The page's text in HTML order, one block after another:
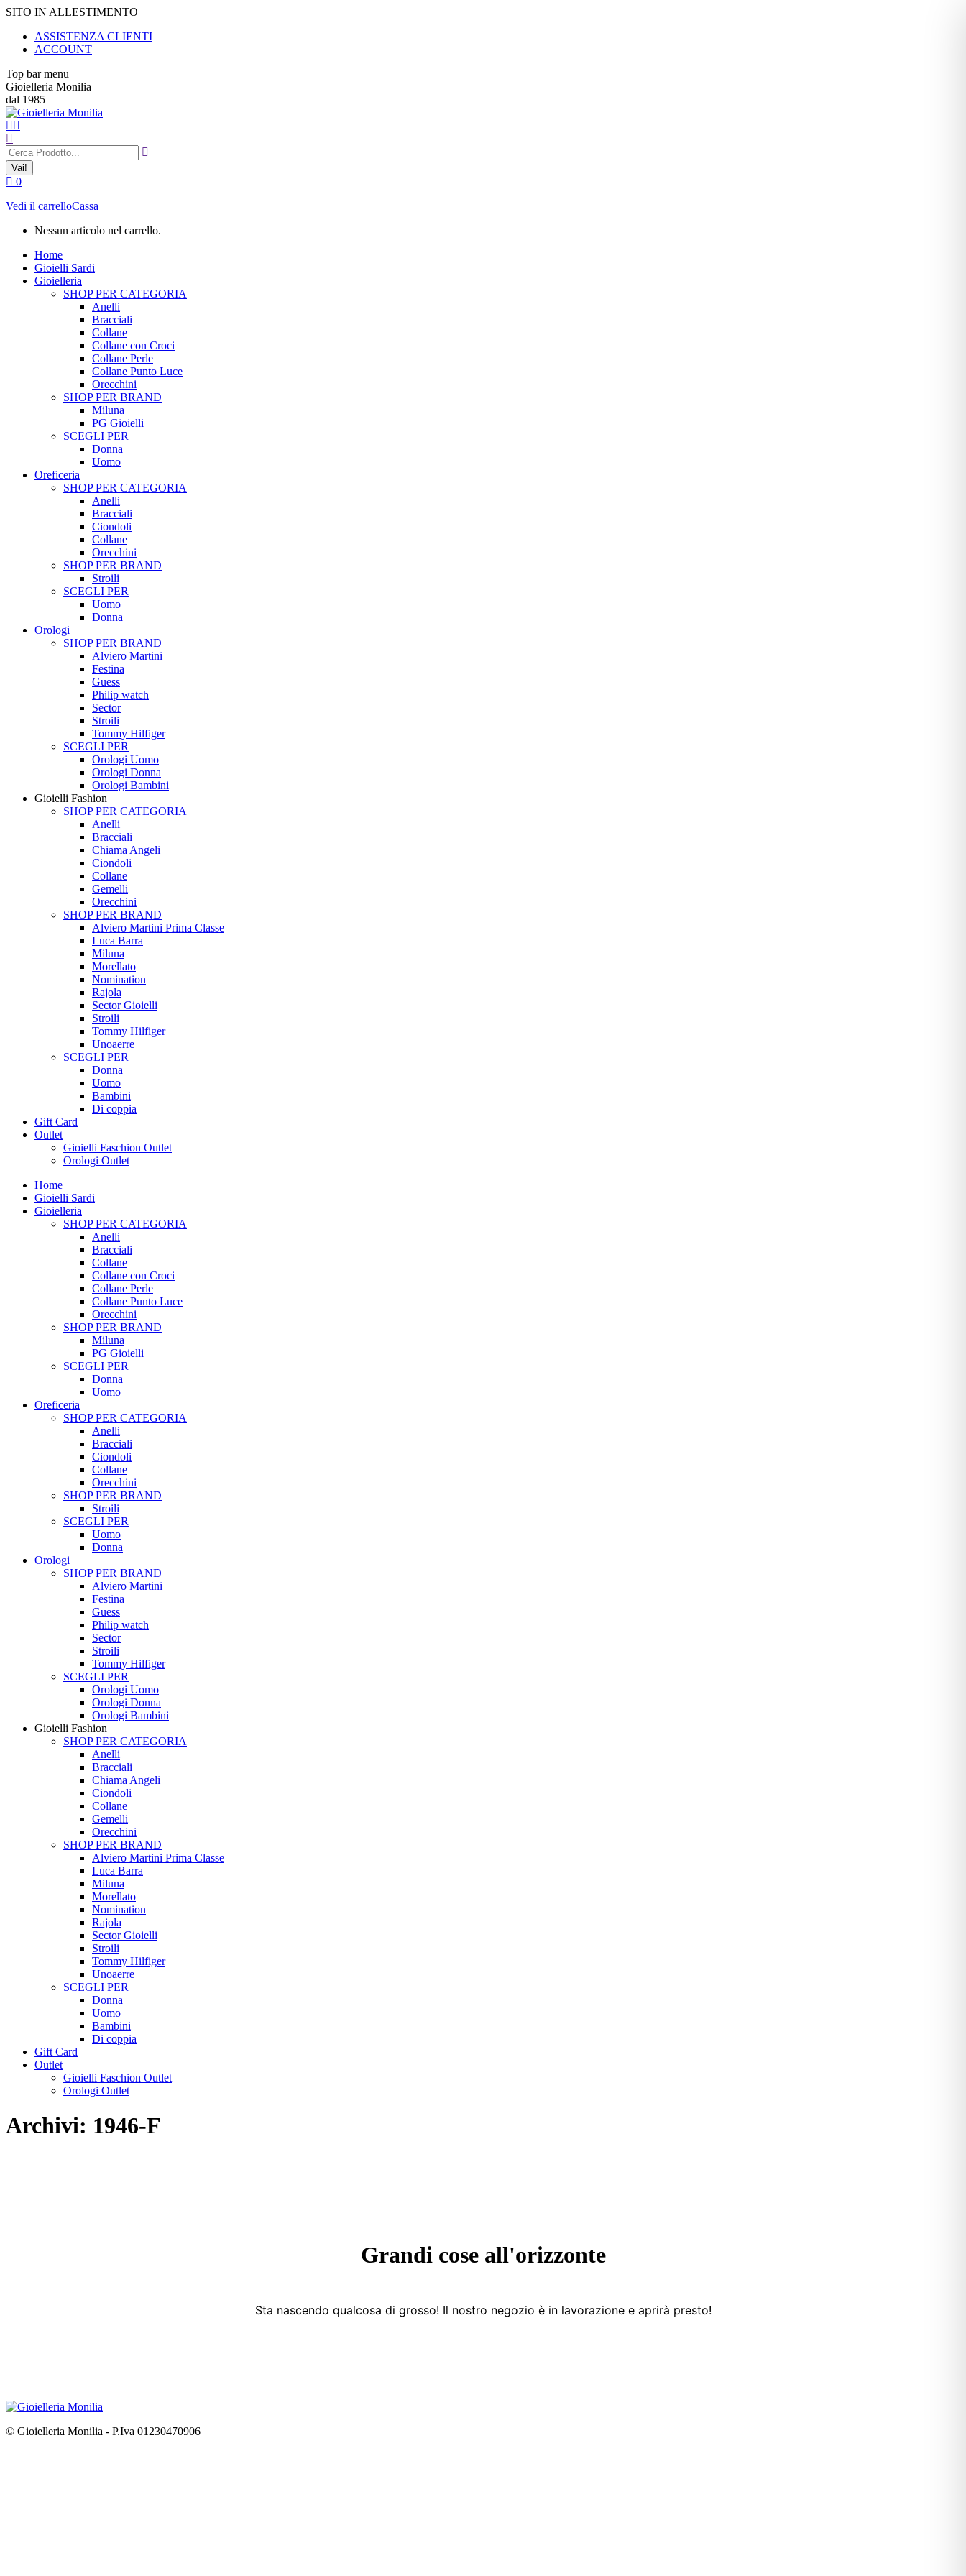
Vai
contenuti
SITO IN ALLESTIMENTO
ASSISTENZA CLIENTI
ACCOUNT
Top bar menu
Gioielleria Monilia
dal 1985
Cerca:
0
Vedi il carrelloCassa
Nessun articolo nel carrello.
Home
Gioielli Sardi
Gioielleria
SHOP PER CATEGORIA
Anelli
Bracciali
Collane
Collane con Croci
Collane Perle
Collane Punto Luce
Orecchini
SHOP PER BRAND
Miluna
PG Gioielli
SCEGLI PER
Donna
Uomo
Oreficeria
SHOP PER CATEGORIA
Anelli
Bracciali
Ciondoli
Collane
Orecchini
SHOP PER BRAND
Stroili
SCEGLI PER
Uomo
Donna
Orologi
SHOP PER BRAND
Alviero Martini
Festina
Guess
Philip watch
Sector
Stroili
Tommy Hilfiger
SCEGLI PER
Orologi Uomo
Orologi Donna
Orologi Bambini
Gioielli Fashion
SHOP PER CATEGORIA
Anelli
Bracciali
Chiama Angeli
Ciondoli
Collane
Gemelli
Orecchini
SHOP PER BRAND
Alviero Martini Prima Classe
Luca Barra
Miluna
Morellato
Nomination
Rajola
Sector Gioielli
Stroili
Tommy Hilfiger
Unoaerre
SCEGLI PER
Donna
Uomo
Bambini
Di coppia
Gift Card
Outlet
Gioielli Faschion Outlet
Orologi Outlet
Home
Gioielli Sardi
Gioielleria
SHOP PER CATEGORIA
Anelli
Bracciali
Collane
Collane con Croci
Collane Perle
Collane Punto Luce
Orecchini
SHOP PER BRAND
Miluna
PG Gioielli
SCEGLI PER
Donna
Uomo
Oreficeria
SHOP PER CATEGORIA
Anelli
Bracciali
Ciondoli
Collane
Orecchini
SHOP PER BRAND
Stroili
SCEGLI PER
Uomo
Donna
Orologi
SHOP PER BRAND
Alviero Martini
Festina
Guess
Philip watch
Sector
Stroili
Tommy Hilfiger
SCEGLI PER
Orologi Uomo
Orologi Donna
Orologi Bambini
Gioielli Fashion
SHOP PER CATEGORIA
Anelli
Bracciali
Chiama Angeli
Ciondoli
Collane
Gemelli
Orecchini
SHOP PER BRAND
Alviero Martini Prima Classe
Luca Barra
Miluna
Morellato
Nomination
Rajola
Sector Gioielli
Stroili
Tommy Hilfiger
Unoaerre
SCEGLI PER
Donna
Uomo
Bambini
Di coppia
Gift Card
Outlet
Gioielli Faschion Outlet
Orologi Outlet
Archivi: 1946-F
Grandi cose all'orizzonte
Sta nascendo qualcosa di grosso! Il nostro negozio è in lavorazione e aprirà presto!
© Gioielleria Monilia - P.Iva 01230470906